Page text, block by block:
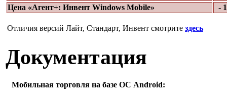
Цена «Агент+: Инвент Windows Mobile» -
Отличия версий Лайт, Стандарт, Инвент смотрите здесь
Документация
Мобильная торговля на базе ОС Android: